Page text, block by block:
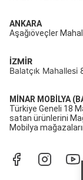
ANKARA
Aşağıöveçler
İZMİR
Balatçık
MİNAR MOBİLYA
Türkiye Geneli 18
satan ürünlerini
Mobilya